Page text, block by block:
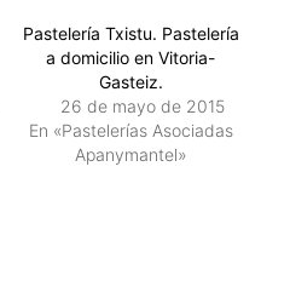
Pastelería Txistu. Pastelería
a domicilio en Vitoria-
Gasteiz.
26 de mayo de 2015
En «Pastelerías Asociadas
Apanymantel»